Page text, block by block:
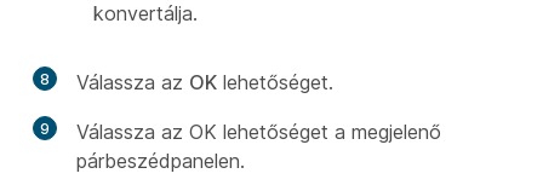
konvertálja.
8 Válassza az OK lehetőséget.
9 Válassza az OK lehetőséget a megjelenő
párbeszédpanelen.